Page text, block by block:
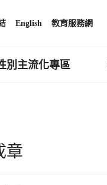
English 教育服務網
別主流化專區
章